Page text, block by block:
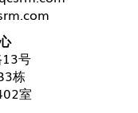
13号
栋
室